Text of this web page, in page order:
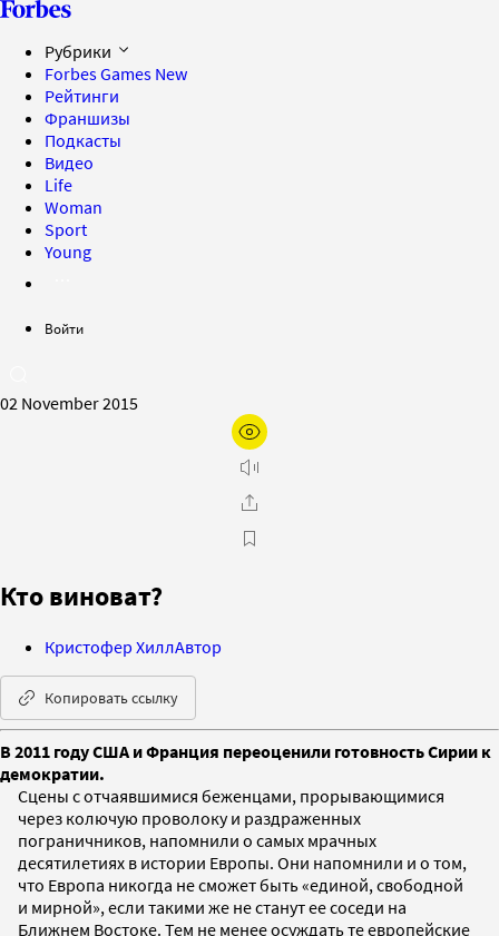
Рубрики
Forbes Games New
Рейтинги
Франшизы
Подкасты
Видео
Life
Woman
Sport
Young
Войти
02 November 2015
Кто виноват?
Кристофер ХиллАвтор
Копировать ссылку
В 2011 году США и Франция переоценили готовность Сирии к
демократии.
Сцены с отчаявшимися беженцами, прорывающимися
через колючую проволоку и раздраженных
пограничников, напомнили о самых мрачных
десятилетиях в истории Европы. Они напомнили и о том,
что Европа никогда не сможет быть «единой, свободной
и мирной», если такими же не станут ее соседи на
Ближнем Востоке. Тем не менее осуждать те европейские